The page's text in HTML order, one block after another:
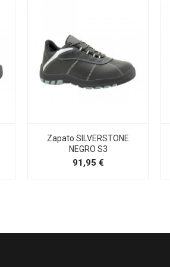
Zapato SILVERSTONE
NEGRO S3
91,95 €Precio